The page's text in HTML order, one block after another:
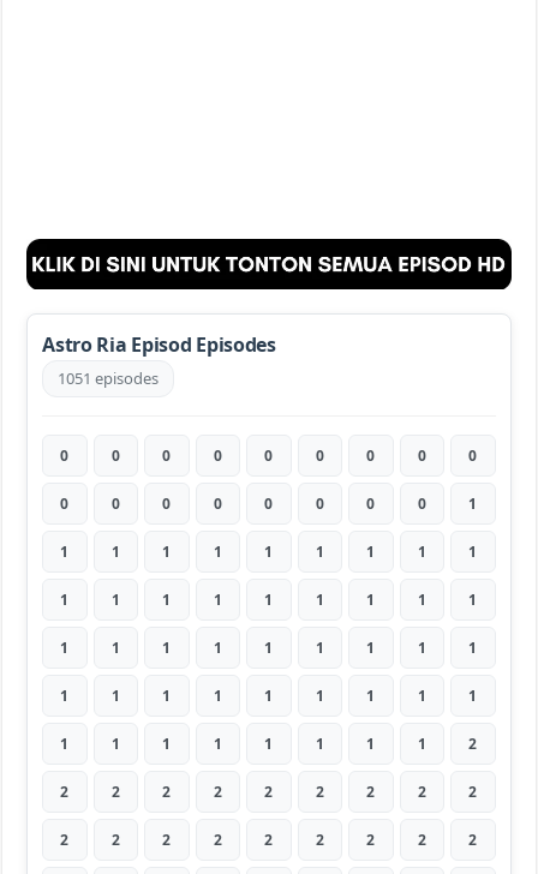
Astro Ria Episod Episodes
1051 episodes
0 0 0 0 0 0 0 0 0
0 0 0 0 0 0 0 0 1
1 1 1 1 1 1 1 1 1
1 1 1 1 1 1 1 1 1
1 1 1 1 1 1 1 1 1
1 1 1 1 1 1 1 1 1
1 1 1 1 1 1 1 1 2
2 2 2 2 2 2 2 2 2
2 2 2 2 2 2 2 2 2